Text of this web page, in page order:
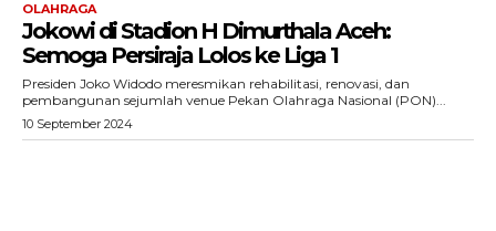
OLAHRAGA
Jokowi di Stadion H Dimurthala Aceh:
Semoga Persiraja Lolos ke Liga 1
Presiden Joko Widodo meresmikan rehabilitasi, renovasi, dan
pembangunan sejumlah venue Pekan Olahraga Nasional (PON)...
10 September 2024